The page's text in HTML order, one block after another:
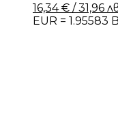
16,34€ / 31,96
EUR = 1.95583